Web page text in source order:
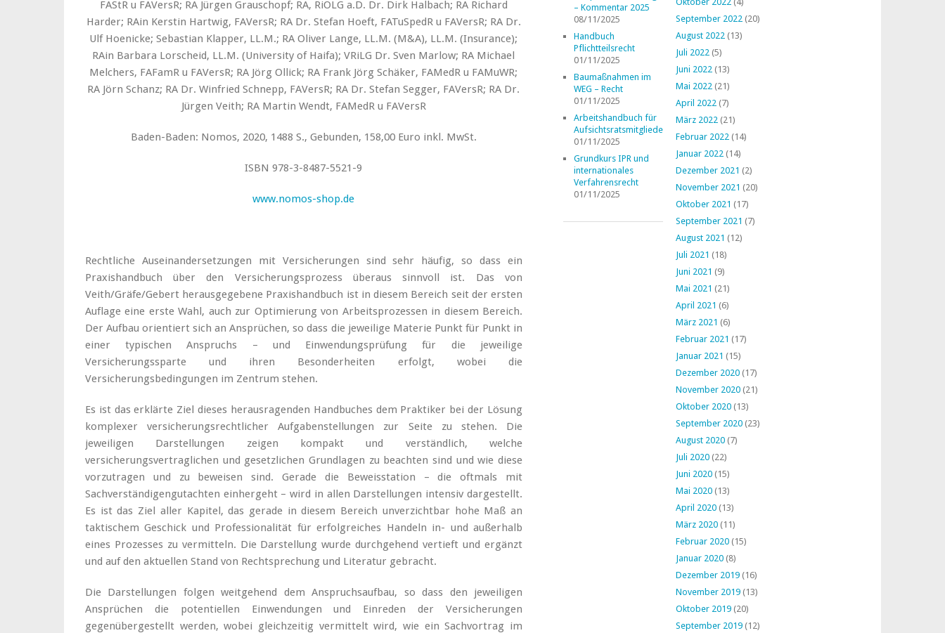
FAStR u FAVersR; RA Jürgen Grauschopf; RA, RiOLG a.D. Dr. Dirk Halbach; RA Richard
Harder; RAin Kerstin Hartwig, FAVersR; RA Dr. Stefan Hoeft, FATuSpedR u FAVersR; RA Dr.
Ulf Hoenicke; Sebastian Klapper, LL.M.; RA Oliver Lange, LL.M. (M&A), LL.M. (Insurance);
RAin Barbara Lorscheid, LL.M. (University of Haifa); VRiLG Dr. Sven Marlow; RA Michael
Melchers, FAFamR u FAVersR; RA Jörg Ollick; RA Frank Jörg Schäker, FAMedR u FAMuWR;
RA Jörn Schanz; RA Dr. Winfried Schnepp, FAVersR; RA Dr. Stefan Segger, FAVersR; RA Dr.
Jürgen Veith; RA Martin Wendt, FAMedR u FAVersR
Baden-Baden: Nomos, 2020, 1488 S., Gebunden, 158,00 Euro inkl. MwSt.
ISBN 978-3-8487-5521-9
www.nomos-shop.de
Rechtliche Auseinandersetzungen mit Versicherungen sind sehr häufig, so dass ein
Praxishandbuch über den Versicherungsprozess überaus sinnvoll ist. Das von
Veith/Gräfe/Gebert herausgegebene Praxishandbuch ist in diesem Bereich seit der ersten
Auflage eine erste Wahl, auch zur Optimierung von Arbeitsprozessen in diesem Bereich.
Der Aufbau orientiert sich an Ansprüchen, so dass die jeweilige Materie Punkt für Punkt in
einer typischen Anspruchs – und Einwendungsprüfung für die jeweilige
Versicherungssparte und ihren Besonderheiten erfolgt, wobei die
Versicherungsbedingungen im Zentrum stehen.
Es ist das erklärte Ziel dieses herausragenden Handbuches dem Praktiker bei der Lösung
komplexer versicherungsrechtlicher Aufgabenstellungen zur Seite zu stehen. Die
jeweiligen Darstellungen zeigen kompakt und verständlich, welche
versicherungsvertraglichen und gesetzlichen Grundlagen zu beachten sind und wie diese
vorzutragen und zu beweisen sind. Gerade die Beweisstation – die oftmals mit
Sachverständigengutachten einhergeht – wird in allen Darstellungen intensiv dargestellt.
Es ist das Ziel aller Kapitel, das gerade in diesem Bereich unverzichtbar hohe Maß an
taktischem Geschick und Professionalität für erfolgreiches Handeln in- und außerhalb
eines Prozesses zu vermitteln. Die Darstellung wurde durchgehend vertieft und ergänzt
und auf den aktuellen Stand von Rechtsprechung und Literatur gebracht.
Die Darstellungen folgen weitgehend dem Anspruchsaufbau, so dass den jeweiligen
Ansprüchen die potentiellen Einwendungen und Einreden der Versicherungen
gegenübergestellt werden, wobei gleichzeitig vermittelt wird, wie ein Sachvortrag im
– Kommentar 2025
08/11/2025
Handbuch
Pflichtteilsrecht
01/11/2025
Baumaßnahmen im
WEG – Recht
01/11/2025
Arbeitshandbuch für
Aufsichtsratsmitglieder
01/11/2025
Grundkurs IPR und
internationales
Verfahrensrecht
01/11/2025
September 2022 (20)
August 2022 (13)
Juli 2022 (5)
Juni 2022 (13)
Mai 2022 (21)
April 2022 (7)
März 2022 (21)
Februar 2022 (14)
Januar 2022 (14)
Dezember 2021 (2)
November 2021 (20)
Oktober 2021 (17)
September 2021 (7)
August 2021 (12)
Juli 2021 (18)
Juni 2021 (9)
Mai 2021 (21)
April 2021 (6)
März 2021 (6)
Februar 2021 (17)
Januar 2021 (15)
Dezember 2020 (17)
November 2020 (21)
Oktober 2020 (13)
September 2020 (23)
August 2020 (7)
Juli 2020 (22)
Juni 2020 (15)
Mai 2020 (13)
April 2020 (13)
März 2020 (11)
Februar 2020 (15)
Januar 2020 (8)
Dezember 2019 (16)
November 2019 (13)
Oktober 2019 (20)
September 2019 (12)